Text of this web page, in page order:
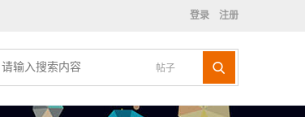
登录 注册
帖子